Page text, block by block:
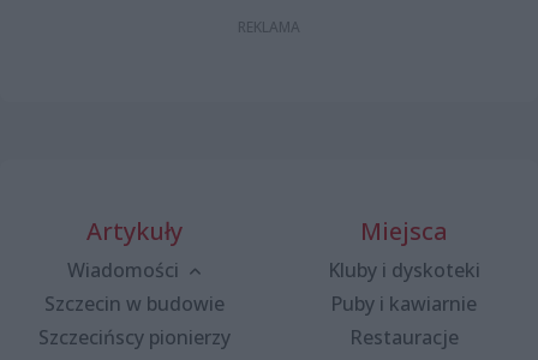
Artykuły
Wiadomości
Szczecin w budowie
Szczecińscy pionierzy
Miejsca
Kluby i dyskoteki
Puby i kawiarnie
Restauracje